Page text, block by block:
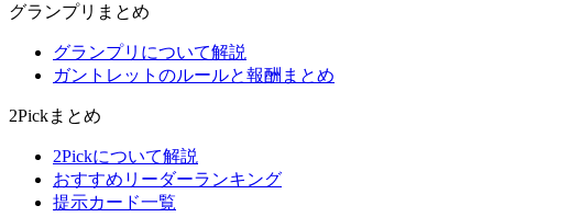
グランプリまとめ
グランプリについて解説
ガントレットのルールと報酬まとめ
2Pickまとめ
2Pickについて解説
おすすめリーダーランキング
提示カード一覧